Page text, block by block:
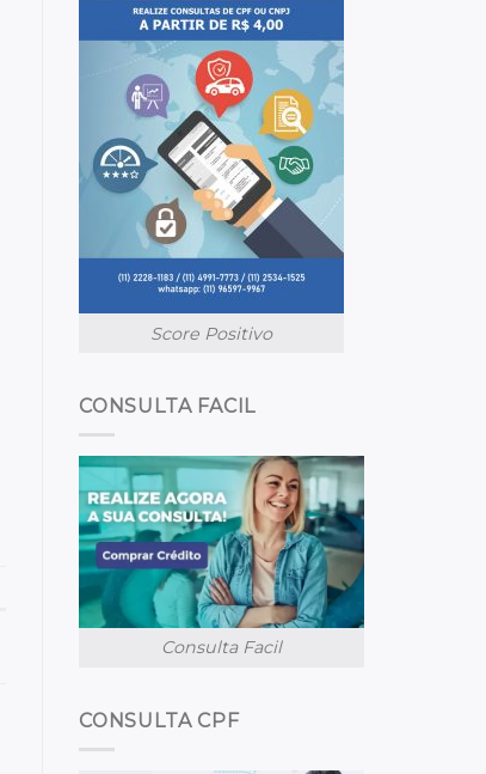
Score Positivo
CONSULTA FACIL
Consulta Facil
CONSULTA CPF